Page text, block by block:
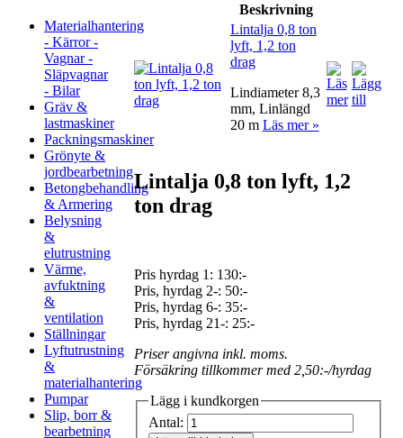
Materialhantering
- Kärror -
Vagnar -
Släpvagnar
- Bilar
Gräv &
lastmaskiner
Packningsmaskiner
Grönyte &
jordbearbetning
Betongbehandling
& Armering
Belysning
&
elutrustning
Värme,
avfuktning
&
ventilation
Ställningar
Lyftutrustning
&
materialhantering
Pumpar
Slip, borr &
bearbetning
Beskrivning
Lintalja 0,8 ton
lyft, 1,2 ton
drag
Lindiameter 8,3
mm, Linlängd
20 m Läs mer »
Lintalja 0,8 ton lyft, 1,2
ton drag
Pris hyrdag 1: 130:-
Pris, hyrdag 2-: 50:-
Pris, hyrdag 6-: 35:-
Pris, hyrdag 21-: 25:-
Priser angivna inkl. moms.
Försäkring tillkommer med 2,50:-/hyrdag
Lägg i kundkorgen
Antal: